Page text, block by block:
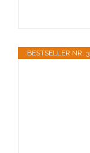
BESTSELLER NR. 3